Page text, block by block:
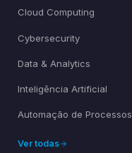
Cloud Computing
Cybersecurity
Data & Analytics
Inteligência Artificial
Automação de Processos
Ver todas